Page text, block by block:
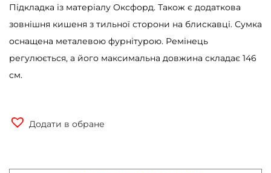
Підкладка із матеріалу Оксфорд. Також є додаткова
зовнішня кишеня з тильної сторони на блискавці. Сумка
оснащена металевою фурнітурою. Ремінець
регулюється, а його максимальна довжина складає 146
см.
Додати в обране